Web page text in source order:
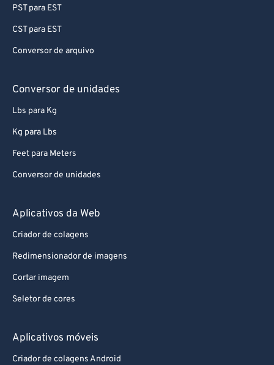
PST para EST
CST para EST
Conversor de arquivo
Conversor de unidades
Lbs para Kg
Kg para Lbs
Feet para Meters
Conversor de unidades
Aplicativos da Web
Criador de colagens
Redimensionador de imagens
Cortar imagem
Seletor de cores
Aplicativos móveis
Criador de colagens Android